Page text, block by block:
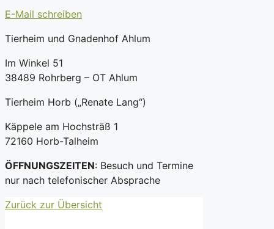
E-Mail schreiben
Tierheim und Gnadenhof Ahlum
Im Winkel 51
38489 Rohrberg – OT Ahlum
Tierheim Horb („Renate Lang“)
Käppele am Hochsträß 1
72160 Horb-Talheim
ÖFFNUNGSZEITEN: Besuch und Termine
nur nach telefonischer Absprache
Zurück zur Übersicht